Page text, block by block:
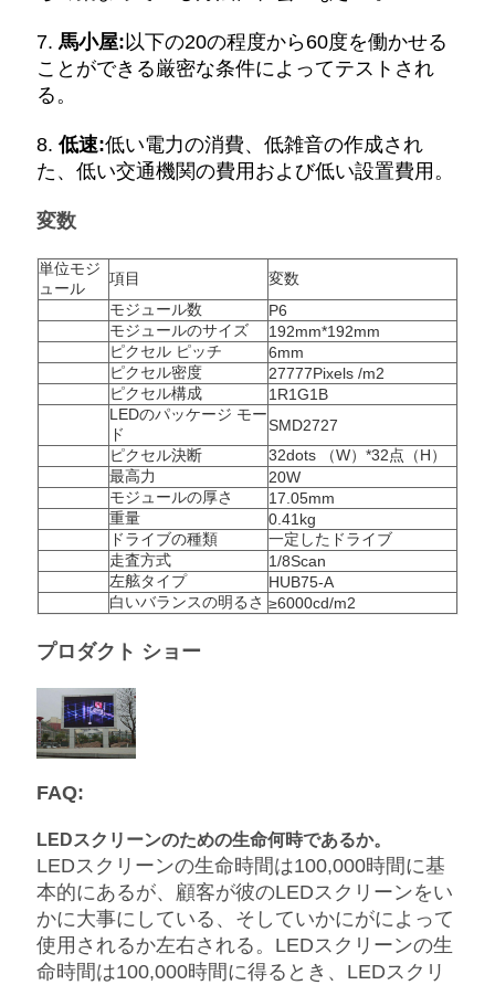
BAIDU
7. 馬小屋:以下の20の程度から60度を働かせる
ことができる厳密な条件によってテストされ
る。
8. 低速:低い電力の消費、低雑音の作成され
た、低い交通機関の費用および低い設置費用。
変数
単位モジ
ュール
項目
変数
モジュール数
P6
モジュールのサイズ
192mm*192mm
ピクセル ピッチ
6mm
ピクセル密度
27777Pixels /m2
ピクセル構成
1R1G1B
LEDのパッケージ モー
ド
SMD2727
ピクセル決断
32dots （W）*32点（H）
最高力
20W
モジュールの厚さ
17.05mm
重量
0.41kg
ドライブの種類
一定したドライブ
走査方式
1/8Scan
左舷タイプ
HUB75-A
白いバランスの明るさ ≥6000cd/m2
プロダクト ショー
FAQ:
LEDスクリーンのための生命何時であるか。
LEDスクリーンの生命時間は100,000時間に基
本的にあるが、顧客が彼のLEDスクリーンをい
かに大事にしている、そしていかにがによって
使用されるか左右される。LEDスクリーンの生
命時間は100,000時間に得るとき、LEDスクリ